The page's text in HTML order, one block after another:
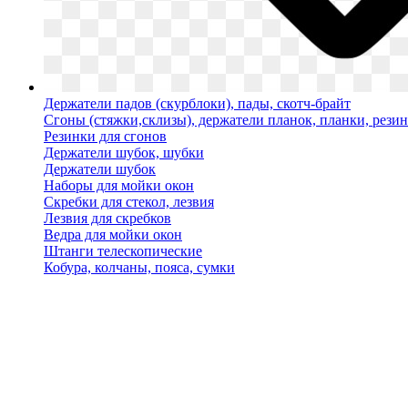
Держатели падов (скурблоки), пады, скотч-брайт
Сгоны (стяжки,склизы), держатели планок, планки,
Резинки для сгонов
Держатели шубок, шубки
Держатели шубок
Наборы для мойки окон
Скребки для стекол, лезвия
Лезвия для скребков
Ведра для мойки окон
Штанги телескопические
Кобура, колчаны, пояса, сумки